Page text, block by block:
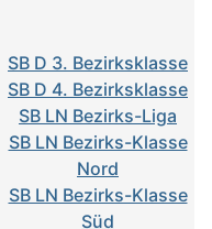
SB D 3. Bezirksklasse
SB D 4. Bezirksklasse
SB LN Bezirks-Liga
SB LN Bezirks-Klasse
Nord
SB LN Bezirks-Klasse
Süd